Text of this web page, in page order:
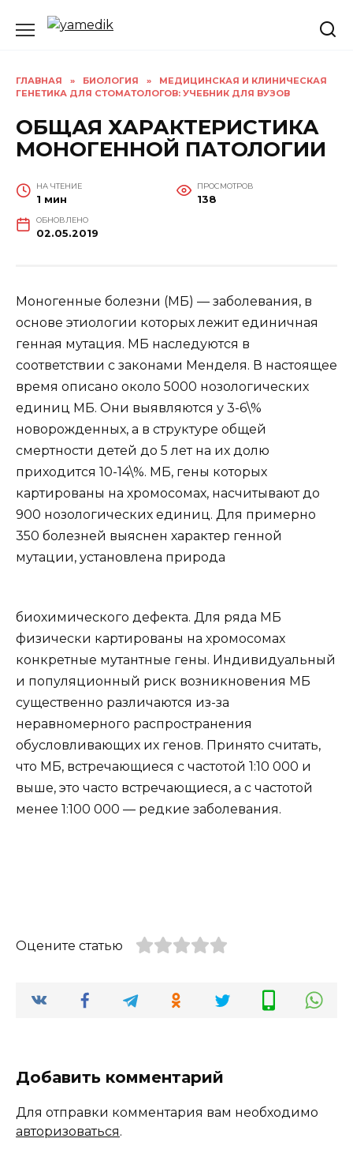
ГЛАВНАЯ » БИОЛОГИЯ »
МЕДИЦИНСКАЯ И КЛИНИЧЕСКАЯ
ГЕНЕТИКА ДЛЯ СТОМАТОЛОГОВ: УЧЕБНИК ДЛЯ ВУЗОВ
ОБЩАЯ ХАРАКТЕРИСТИКА
МОНОГЕННОЙ ПАТОЛОГИИ
НА ЧТЕНИЕ
1 мин
ПРОСМОТРОВ
138
ОБНОВЛЕНО
02.05.2019
Моногенные болезни (МБ) — заболевания, в
основе этиологии которых лежит единичная
генная мутация. МБ наследуются в
соответствии с законами Менделя. В настоящее
время описано около 5000 нозологических
единиц МБ. Они выявляются у 3-6\%
новорожденных, а в структуре общей
смертности детей до 5 лет на их долю
приходится 10-14\%. МБ, гены которых
картированы на хромосомах, насчитывают до
900 нозологических единиц. Для примерно
350 болезней выяснен характер генной
мутации, установлена природа
биохимического дефекта. Для ряда МБ
физически картированы на хромосомах
конкретные мутантные гены. Индивидуальный
и популяционный риск возникновения МБ
существенно различаются из-за
неравномерного распространения
обусловливающих их генов. Принято считать,
что МБ, встречающиеся с частотой 1:10 000 и
выше, это часто встречающиеся, а с частотой
менее 1:100 000 — редкие заболевания.
Оцените статью
Добавить комментарий
Для отправки комментария вам необходимо
авторизоваться.